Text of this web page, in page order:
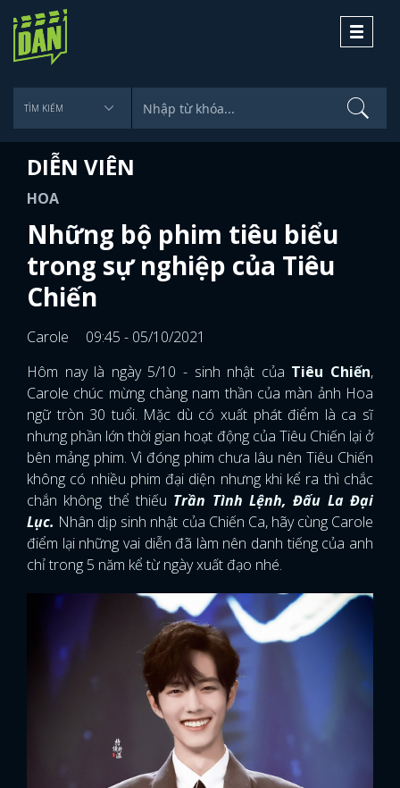
Toggle
DIỄN VIÊN
HOA
Những bộ phim tiêu biểu
trong sự nghiệp của Tiêu
Chiến
Carole
09:45 - 05/10/2021
Hôm nay là ngày 5/10 - sinh nhật của Tiêu Chiến,
Carole chúc mừng chàng nam thần của màn ảnh Hoa
ngữ tròn 30 tuổi. Mặc dù có xuất phát điểm là ca sĩ
nhưng phần lớn thời gian hoạt động của Tiêu Chiến lại ở
bên mảng phim. Vì đóng phim chưa lâu nên Tiêu Chiến
không có nhiều phim đại diện nhưng khi kể ra thì chắc
chắn không thể thiếu Trần Tình Lệnh, Đấu La Đại
Lục. Nhân dịp sinh nhật của Chiến Ca, hãy cùng Carole
điểm lại những vai diễn đã làm nên danh tiếng của anh
chỉ trong 5 năm kể từ ngày xuất đạo nhé.